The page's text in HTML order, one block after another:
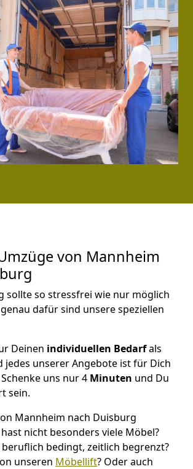
von Mannheim
sollte so stressfrei wie nur möglich
dafür sind unsere speziellen
Deinen individuellen Bedarfals
jedes unserer Angebote ist für Dich
uns nur 4 Minuten und Du
sein.
Mannheim nach Duisburg
nicht besonders viele Möbel?
bedingt, zeitlich begrenzt?
unseren Möbellift? Oder auch